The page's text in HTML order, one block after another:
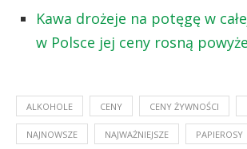
Kawa drożeje na potęgę w
w Polsce jej ceny rosną
ALKOHOLE CENY CENY ŻYWNOŚCI
NAJNOWSZE NAJWAŻNIEJSZE PAPIEROSY